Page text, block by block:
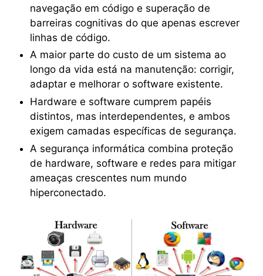
navegação em código e superação de
barreiras cognitivas do que apenas escrever
linhas de código.
A maior parte do custo de um sistema ao
longo da vida está na manutenção: corrigir,
adaptar e melhorar o software existente.
Hardware e software cumprem papéis
distintos, mas interdependentes, e ambos
exigem camadas específicas de segurança.
A segurança informática combina proteção
de hardware, software e redes para mitigar
ameaças crescentes num mundo
hiperconectado.